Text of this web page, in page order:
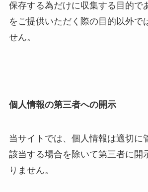
保存する為だけに収集する目的で
をご提供いただく際の目的以外で
せん。
個人情報の第三者への開示
当サイトでは、個人情報は適切に
該当する場合を除いて第三者に開
りません。